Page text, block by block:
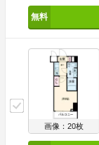
画像：20枚